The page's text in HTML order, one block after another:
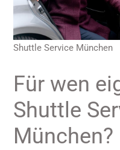
Shuttle Service München
Für wen
Shuttle
München?